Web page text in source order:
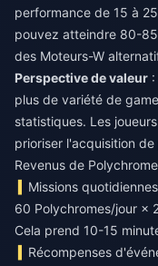
performance de 15 à
pouvez atteindre 80-
des Moteurs-W
Perspective de valeur
plus de variété de
statistiques. Les
prioriser l'acquisition
Revenus de
Missions quotidiennes
60 Polychromes/jour ×
Cela prend 10-15
Récompenses